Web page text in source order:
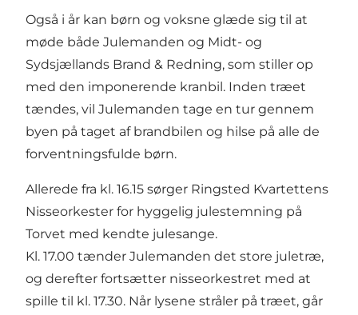
Også i år kan børn og voksne glæde sig til at
møde både Julemanden og Midt- og
Sydsjællands Brand & Redning, som stiller op
med den imponerende kranbil. Inden træet
tændes, vil Julemanden tage en tur gennem
byen på taget af brandbilen og hilse på alle de
forventningsfulde børn.
Allerede fra kl. 16.15 sørger Ringsted Kvartettens
Nisseorkester for hyggelig julestemning på
Torvet med kendte julesange.
Kl. 17.00 tænder Julemanden det store juletræ,
og derefter fortsætter nisseorkestret med at
spille til kl. 17.30. Når lysene stråler på træet, går